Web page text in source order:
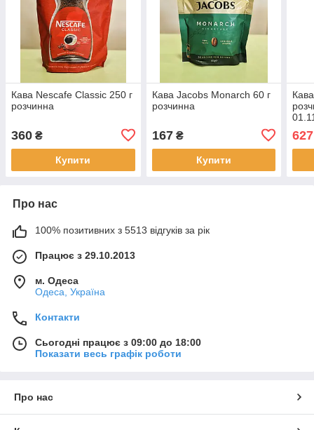
Кава Nescafe Classic 250 г
розчинна
360 ₴
Купити
Кава Jacobs Monarch 60 г
розчинна
167₴
Купити
627
Про нас
100% позитивних з 5513 відгуків за рік
Працює з 29.10.2013
м. Одеса
Одеса, Україна
Контакти
Сьогодні працює з 09:00 до 18:00
Показати весь графік роботи
Про нас